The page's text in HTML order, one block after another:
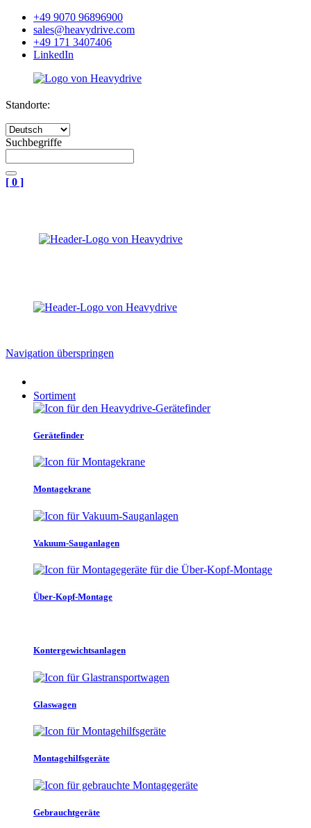
+49 9070 96896900
sales@heavydrive.com
+49 171 3407406
LinkedIn
Standorte:
Suchbegriffe
[ 0 ]
Navigation überspringen
Sortiment
Gerätefinder
Montagekrane
Vakuum-Sauganlagen
Über-Kopf-Montage
Kontergewichtsanlagen
Glaswagen
Montagehilfsgeräte
Gebrauchtgeräte